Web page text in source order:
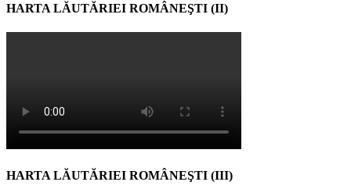
HARTA LĂUTĂRIEI ROMÂNEŞTI (II)
HARTA LĂUTĂRIEI ROMÂNEŞTI (III)